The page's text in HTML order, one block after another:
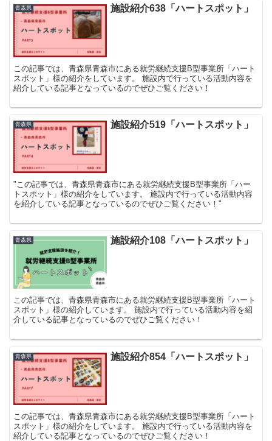
青森県 施設紹介638「ハートスポット」
この記事では、青森県青森市にある就労継続支援B型事業所「ハート
スポット」様の紹介をしています。 施設内で行っている活動内容を
紹介している記事となっているのでぜひご覧ください！
青森県 施設紹介519「ハートスポット」
"この記事では、青森県青森市にある就労継続支援B型事業所「ハー
トスポット」様の紹介をしています。 施設内で行っている活動内容
を紹介している記事となっているのでぜひご覧ください！"
青森県 施設紹介108「ハートスポット」
この記事では、青森県青森市にある就労継続支援B型事業所「ハート
スポット」様の紹介しています。 施設内で行っている活動内容を紹
介している記事となっているのでぜひご覧ください！
青森県 施設紹介854「ハートスポット」
この記事では、青森県青森市にある就労継続支援B型事業所「ハート
スポット」様の紹介をしています。 施設内で行っている活動内容を
紹介している記事となっているのでぜひご覧ください！